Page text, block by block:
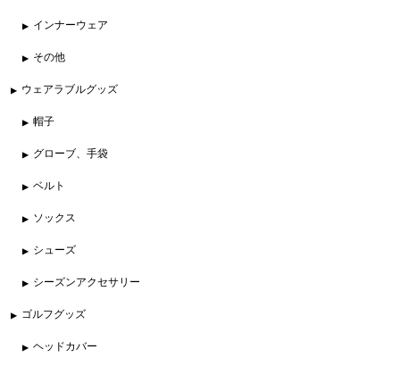
インナーウェア
その他
ウェアラブルグッズ
帽子
グローブ、手袋
ベルト
ソックス
シューズ
シーズンアクセサリー
ゴルフグッズ
ヘッドカバー